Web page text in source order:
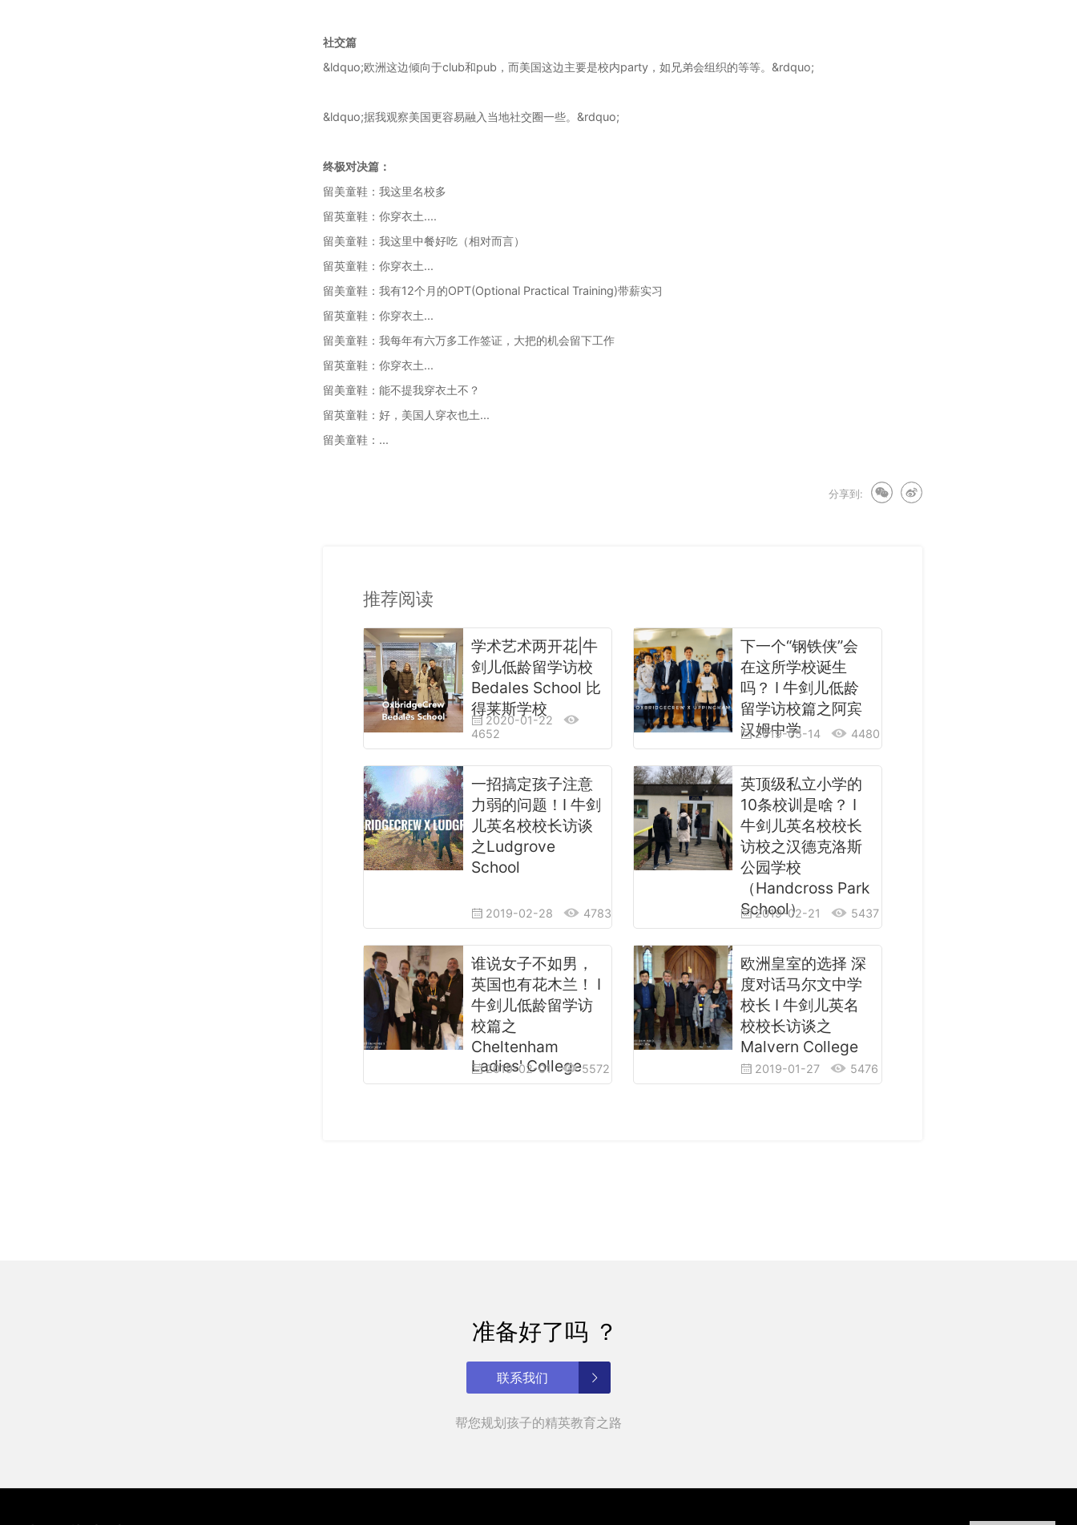
社交篇
&ldquo;欧洲这边倾向于club和pub，而美国这边主要是校内party，如兄弟会组织的等等。&rdquo;
&ldquo;据我观察美国更容易融入当地社交圈一些。&rdquo;
终极对决篇：
留美童鞋：我这里名校多
留英童鞋：你穿衣土....
留美童鞋：我这里中餐好吃（相对而言）
留英童鞋：你穿衣土...
留美童鞋：我有12个月的OPT(Optional Practical Training)带薪实习
留英童鞋：你穿衣土...
留美童鞋：我每年有六万多工作签证，大把的机会留下工作
留英童鞋：你穿衣土...
留美童鞋：能不提我穿衣土不？
留英童鞋：好，美国人穿衣也土...
留美童鞋：...
分享到:
推荐阅读
学术艺术两开花|牛
剑儿低龄留学访校
Bedales School 比
得莱斯学校
2020-01-22
4652
下一个“钢铁侠”会
在这所学校诞生
吗？ I 牛剑儿低龄
留学访校篇之阿宾
汉姆中学
2019-05-14 4480
一招搞定孩子注意
力弱的问题！I 牛剑
儿英名校校长访谈
之Ludgrove
School
2019-02-28 4783
英顶级私立小学的
10条校训是啥？ I
牛剑儿英名校校长
访校之汉德克洛斯
公园学校
（Handcross Park
School）
2019-02-21 5437
谁说女子不如男，
英国也有花木兰！ I
牛剑儿低龄留学访
校篇之
Cheltenham
Ladies' College
2019-02-01 5572
欧洲皇室的选择 深
度对话马尔文中学
校长 I 牛剑儿英名
校校长访谈之
Malvern College
2019-01-27 5476
准备好了吗 ？
联系我们
帮您规划孩子的精英教育之路